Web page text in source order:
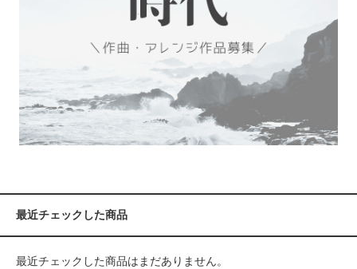
最近チェックした商品
最近チェックした商品はまだありません。